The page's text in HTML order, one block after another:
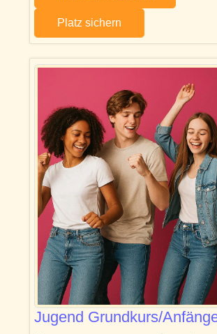
Platz sichern
Jugend Grundkurs/